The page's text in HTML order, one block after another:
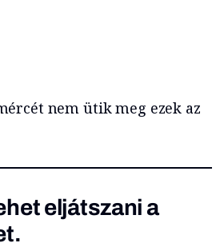
nem ütik meg ezek az
eljátszani a